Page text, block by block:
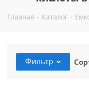
Главная - Каталог -
Фильтр